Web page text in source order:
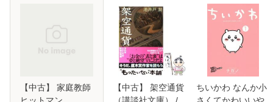
【中古】 家庭教師
【中古】 架空通貨
ちいかわ なんか小